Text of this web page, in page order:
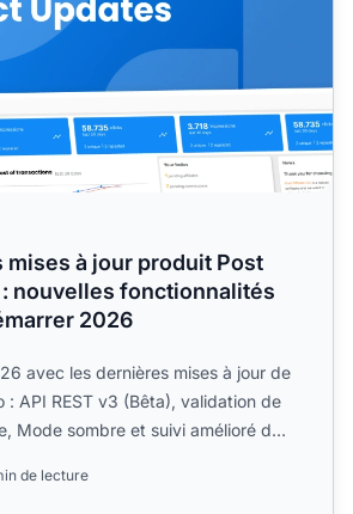
mises à jour produit Post
nouvelles fonctionnalités
2026
avec les dernières mises à jour de
: API REST v3 (Bêta), validation de
Mode sombre et suivi amélioré de
de lecture